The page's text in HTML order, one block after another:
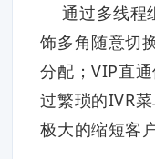
通过多线程
饰多角随意切
分配；VIP直
过繁琐的IVR
极大的缩短客